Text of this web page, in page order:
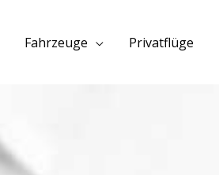
Fahrzeuge Privatflüge